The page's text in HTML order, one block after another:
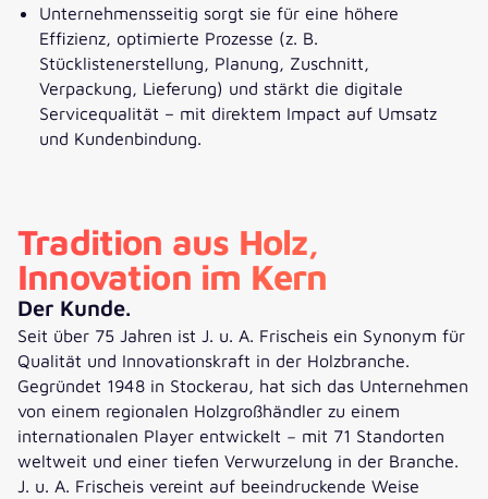
Unternehmensseitig sorgt sie für eine höhere
Effizienz, optimierte Prozesse (z. B.
Stücklistenerstellung, Planung, Zuschnitt,
Verpackung, Lieferung) und stärkt die digitale
Servicequalität – mit direktem Impact auf Umsatz
und Kundenbindung.
Tradition aus Holz,
Innovation im Kern
Der Kunde.
Seit über 75 Jahren ist J. u. A. Frischeis ein Synonym für
Qualität und Innovationskraft in der Holzbranche.
Gegründet 1948 in Stockerau, hat sich das Unternehmen
von einem regionalen Holzgroßhändler zu einem
internationalen Player entwickelt − mit 71 Standorten
weltweit und einer tiefen Verwurzelung in der Branche.
J. u. A. Frischeis vereint auf beeindruckende Weise